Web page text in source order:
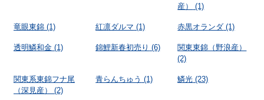
産）
(1)
竜眼東錦 (1) 紅凛ダルマ (1) 赤黒オランダ (1)
透明鱗和金 (1) 錦鯉新春初売り (6)
関東東錦（野浪産）
(2)
関東系東錦フナ尾
（深見産）
(2)
青らんちゅう (1) 鱗光 (23)